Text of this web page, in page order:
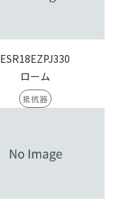
ESR18EZPJ330
ローム
抵抗器